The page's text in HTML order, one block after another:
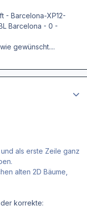
- Barcelona-XP12-
Barcelona - 0 -
gewünscht....
als erste Zeile ganz
alten 2D Bäume,
korrekte: